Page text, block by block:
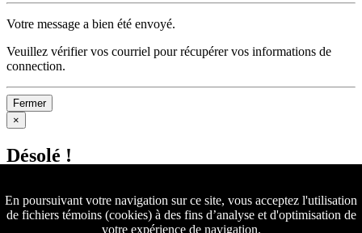
Votre message a bien été envoyé.
Veuillez vérifier vos courriel pour récupérer vos informations de
connection.
Fermer
×
Désolé !
Votre message n'a pu être envoyé.
En poursuivant votre navigation sur ce site, vous acceptez l'utilisation
de fichiers témoins (cookies) à des fins d’analyse et d'optimisation de
votre expérience de navigation.